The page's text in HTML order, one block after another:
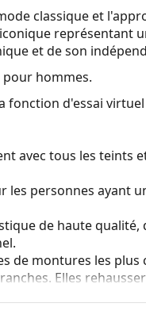
classique et
représentant
et de son
hommes.
fonction d'essai
avec tous les teints
personnes ayant
de haute
de montures les plus
Elles
leur protection contre
de plus grande